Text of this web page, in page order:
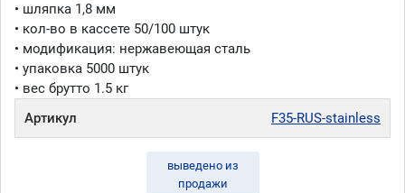
• шляпка 1,8 мм
• кол-во в кассете 50/100 штук
• модификация: нержавеющая сталь
• упаковка 5000 штук
• вес брутто 1.5 кг
Артикул
F35-RUS-stainless
выведено из
продажи